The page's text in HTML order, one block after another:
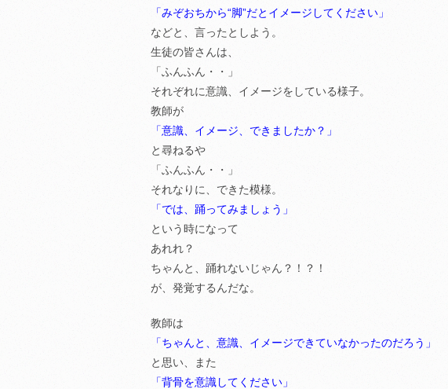
「みぞおちから“脚”だとイメージしてください」
などと、言ったとしよう。
生徒の皆さんは、
「ふんふん・・」
それぞれに意識、イメージをしている様子。
教師が
「意識、イメージ、できましたか？」
と尋ねるや
「ふんふん・・」
それなりに、できた模様。
「では、踊ってみましょう」
という時になって
あれれ？
ちゃんと、踊れないじゃん？！？！
が、発覚するんだな。
教師は
「ちゃんと、意識、イメージできていなかったのだろう」
と思い、また
「背骨を意識してください」